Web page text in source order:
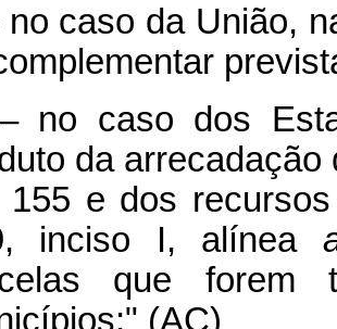
no caso da União,
no caso dos
da
155 e dos
inciso I, alínea
que forem
(AC)